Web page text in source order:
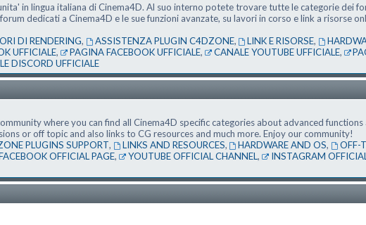
in lingua italiana di Cinema4D. Al suo interno potete trovare tutte le categorie dei
dedicati a Cinema4D e le sue funzioni avanzate, su lavori in corso e link a risorse
DI RENDERING, ASSISTENZA PLUGIN C4DZONE, LINK E RISORSE,
UFFICIALE, PAGINA FACEBOOK UFFICIALE, CANALE YOUTUBE UFFICIALE,
DISCORD UFFICIALE
where you can find all Cinema4D specific categories about advanced functions
or off topic and also links to CG resources and much more. Enjoy our community!
PLUGINS SUPPORT, LINKS AND RESOURCES, HARDWARE AND OS, OFF-
OFFICIAL PAGE, YOUTUBE OFFICIAL CHANNEL, INSTAGRAM